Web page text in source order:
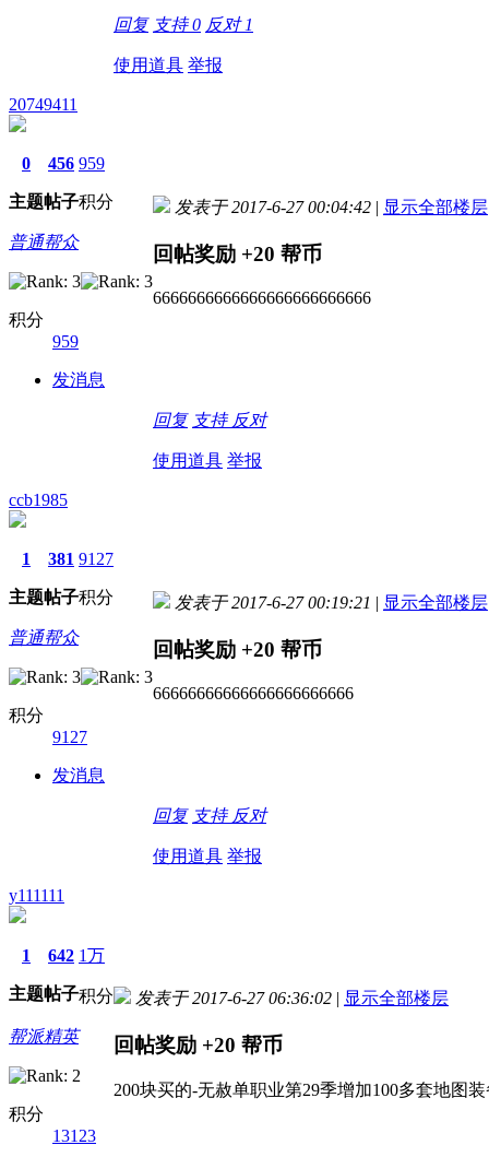
回复 支持0 反对 1
使用道具 举报
20749411
0
主题
456
帖子
959
积分
普通帮众
积分
959
发消息
发表于 2017-6-27 00:04:42 | 显示全部楼层
回帖奖励 +20 帮币
6666666666666666666666666
回复 支持 反对
使用道具 举报
ccb1985
1
主题
381
帖子
9127
积分
普通帮众
积分
9127
发消息
发表于 2017-6-27 00:19:21 | 显示全部楼层
回帖奖励 +20 帮币
66666666666666666666666
回复 支持 反对
使用道具 举报
y111111
1
主题
642
帖子
1万
积分
帮派精英
积分
13123
发表于 2017-6-27 06:36:02 | 显示全部楼层
回帖奖励 +20 帮币
200块买的-无赦单职业第29季增加100多套地图